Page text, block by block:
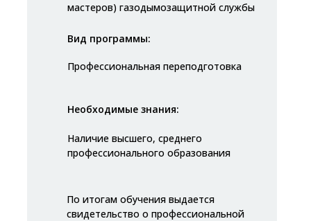
По итогам обучения выдается
свидетельство о профессиональной
Наличие высшего, среднего
профессионального образования
Необходимые знания:
Профессиональная переподготовка
Вид программы:
мастеров) газодымозащитной службы